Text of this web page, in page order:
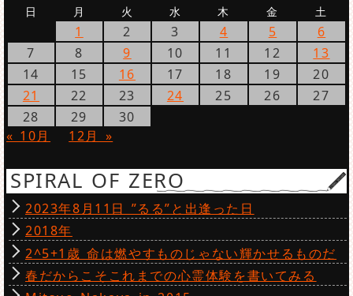
日 月 火 水 木 金 土
1 2 3 4 5
6
7
8 9 10 11 12
13
14
15 16 17 18 19
20
21
22 23 24 25 26
27
28
29
30
« 10月
12月 »
SPIRAL OF ZERO
2023年8月11日 ”るる”と出逢った日
2018年
2^5+1歳 命は燃やすものじゃない輝かせるものだ
春だからこそこれまでの心霊体験を書いてみる